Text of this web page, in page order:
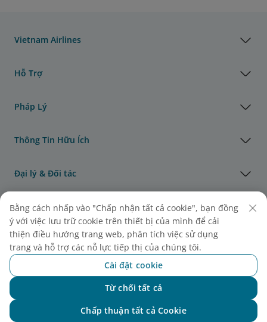
Vietnam Airlines
Hỗ Trợ
Pháp Lý
Thông Tin Hữu Ích
Đại lý & Đối tác
Vận Tải Hàng Hóa
Giải thưởng của Vietnam Airlines
Bằng cách nhấp vào "Chấp nhận tất cả cookie", bạn đồng
ý với việc lưu trữ cookie trên thiết bị của mình để cải
thiện điều hướng trang web, phân tích việc sử dụng
trang và hỗ trợ các nỗ lực tiếp thị của chúng tôi.
Cài đặt cookie
Từ chối tất cả
Chấp thuận tất cả Cookie